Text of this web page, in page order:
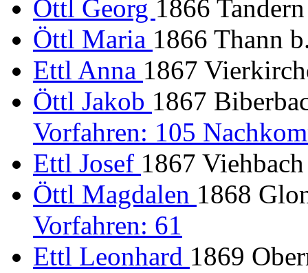
Öttl Georg 1866
Öttl Maria 1866 Thann
Ettl Anna 1867
Öttl Jakob 1867
Vorfahren: 105
Ettl Josef 1867
Öttl Magdalen 1868
Vorfahren: 61
Ettl Leonhard 1869